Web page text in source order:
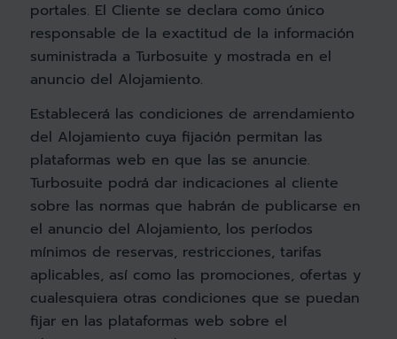
portales. El Cliente se declara como único
responsable de la exactitud de la información
suministrada a Turbosuite y mostrada en el
anuncio del Alojamiento.
Establecerá las condiciones de arrendamiento
del Alojamiento cuya fijación permitan las
plataformas web en que las se anuncie.
Turbosuite podrá dar indicaciones al cliente
sobre las normas que habrán de publicarse en
el anuncio del Alojamiento, los períodos
mínimos de reservas, restricciones, tarifas
aplicables, así como las promociones, ofertas y
cualesquiera otras condiciones que se puedan
fijar en las plataformas web sobre el